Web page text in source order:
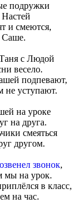
подружки
и смеются,
Саше.
с Людой
весело.
подпевают,
не уступают.
на уроке
на друга.
смеяться
другом.
звонок,
мы на урок.
в класс,
на час.